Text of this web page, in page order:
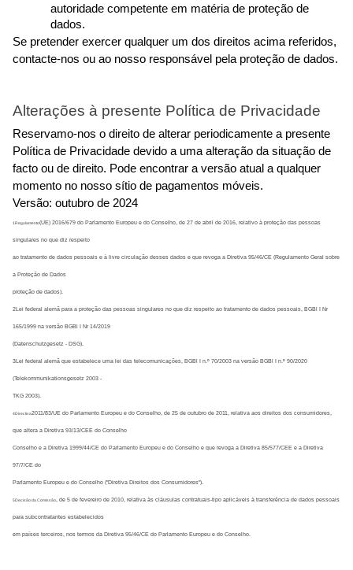
autoridade competente em matéria de proteção de
dados.
Se pretender exercer qualquer um dos direitos acima referidos,
contacte-nos ou ao nosso responsável pela proteção de dados.
Alterações à presente Política de Privacidade
Reservamo-nos o direito de alterar periodicamente a presente
Política de Privacidade devido a uma alteração da situação de
facto ou de direito. Pode encontrar a versão atual a qualquer
momento no nosso sítio de pagamentos móveis.
Versão: outubro de 2024
1Regulamento(UE) 2016/679 do Parlamento Europeu e do Conselho, de 27 de abril de 2016, relativo à proteção das pessoas
singulares no que diz respeito
ao tratamento de dados pessoais e à livre circulação desses dados e que revoga a Diretiva 95/46/CE (Regulamento Geral sobre
a Proteção de Dados
proteção de dados).
2Lei federal alemã para a proteção das pessoas singulares no que diz respeito ao tratamento de dados pessoais, BGBl I Nr
165/1999 na versão BGBl I Nr 14/2019
(Datenschutzgesetz - DSG).
3Lei federal alemã que estabelece uma lei das telecomunicações, BGBl I n.º 70/2003 na versão BGBl I n.º 90/2020
(Telekommunikationsgesetz 2003 -
TKG 2003).
4Directiva2011/83/UE do Parlamento Europeu e do Conselho, de 25 de outubro de 2011, relativa aos direitos dos consumidores,
que altera a Diretiva 93/13/CEE do Conselho
Conselho e a Diretiva 1999/44/CE do Parlamento Europeu e do Conselho e que revoga a Diretiva 85/577/CEE e a Diretiva
97/7/CE do
Parlamento Europeu e do Conselho ("Diretiva Direitos dos Consumidores").
5Decisão da Comissão, de 5 de fevereiro de 2010, relativa às cláusulas contratuais-tipo aplicáveis à transferência de dados pessoais
para subcontratantes estabelecidos
em países terceiros, nos termos da Diretiva 95/46/CE do Parlamento Europeu e do Conselho.